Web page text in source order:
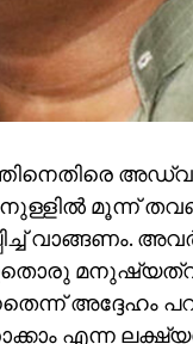
മൂന്ന്
വാങ്ങണം.
അദ്ദേഹം
എന്ന